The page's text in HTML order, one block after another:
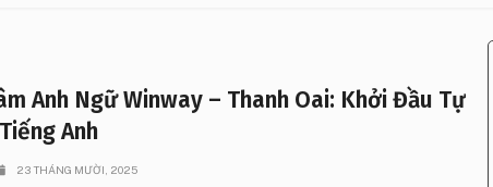
Anh Ngữ Winway – Thanh Oai: Khởi Đầu Tự
Anh
23 THÁNG MƯỜI, 2025